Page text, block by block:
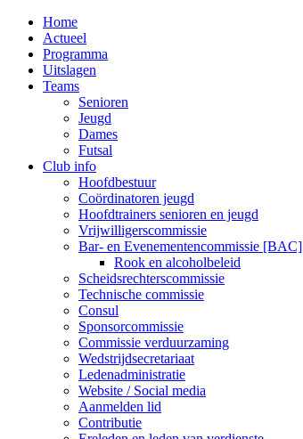
Home
Actueel
Programma
Uitslagen
Teams
Senioren
Jeugd
Dames
Futsal
Club info
Hoofdbestuur
Coördinatoren jeugd
Hoofdtrainers senioren en jeugd
Vrijwilligerscommissie
Bar- en Evenementencommissie [BAC]
Rook en alcoholbeleid
Scheidsrechterscommissie
Technische commissie
Consul
Sponsorcommissie
Commissie verduurzaming
Wedstrijdsecretariaat
Ledenadministratie
Website / Social media
Aanmelden lid
Contributie